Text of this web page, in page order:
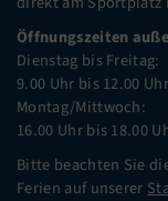
Öffnungszeiten
Dienstag bis Freitag:
9.00 Uhr bis 12.00 Uhr
Montag/Mittwoch:
16.00 Uhr bis 18.00
Bitte beachten Sie
Ferien auf unserer